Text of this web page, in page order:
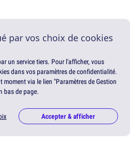
par vos choix de cookies
un service tiers. Pour l'afficher, vous
dans vos paramètres de confidentialité.
moment via le lien "Paramètres de Gestion
bas de page.
Accepter & afficher